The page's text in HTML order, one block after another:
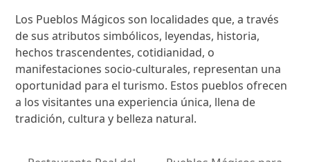
Los Pueblos Mágicos son localidades que, a través
de sus atributos simbólicos, leyendas, historia,
hechos trascendentes, cotidianidad, o
manifestaciones socio-culturales, representan una
oportunidad para el turismo. Estos pueblos ofrecen
a los visitantes una experiencia única, llena de
tradición, cultura y belleza natural.